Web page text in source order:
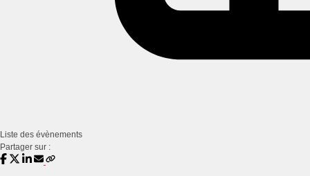
Liste des évènements
Partager sur :